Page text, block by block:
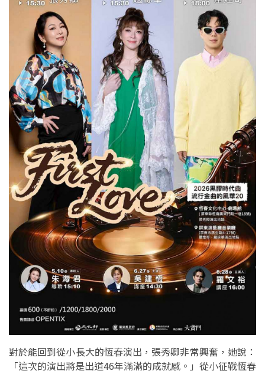
對於能回到從小長大的恆春演出，張秀卿非常興奮，她說：
「這次的演出將是出道46年滿滿的成就感。」從小征戰恆春